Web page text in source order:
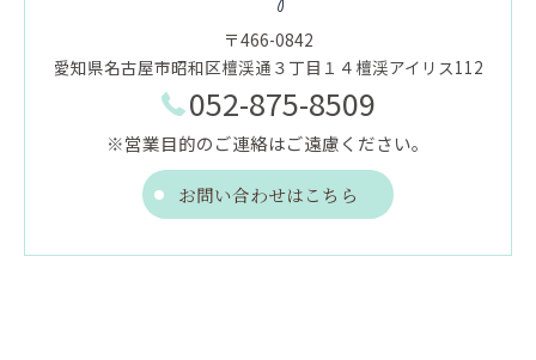
〒466-0842
愛知県名古屋市昭和区檀渓通３丁目１４檀渓アイリス112
052-875-8509
※営業目的のご連絡はご遠慮ください。
お問い合わせはこちら